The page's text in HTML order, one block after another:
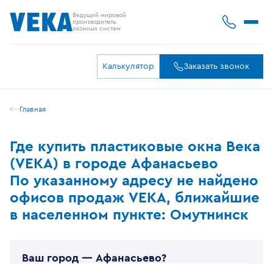
Ведущий мировой
производитель
оконных систем
Калькулятор Заказать звонок
Главная
Где купить пластиковые окна Века
(VEKA) в городе Афанасьево
По указанному адресу не найдено
офисов продаж VEKA, ближайшие
в населенном пункте: Омутнинск
Ваш город — Афанасьево?